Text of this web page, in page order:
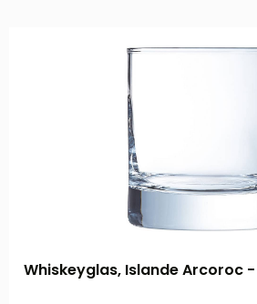
Whiskeyglas, Islande Arcoroc